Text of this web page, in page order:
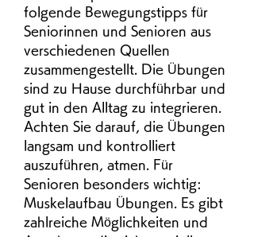
folgende Bewegungstipps für
Seniorinnen und Senioren aus
verschiedenen Quellen
zusammengestellt. Die Übungen
sind zu Hause durchführbar und
gut in den Alltag zu integrieren.
Achten Sie darauf, die Übungen
langsam und kontrolliert
auszuführen, atmen. Für
Senioren besonders wichtig:
Muskelaufbau Übungen. Es gibt
zahlreiche Möglichkeiten und